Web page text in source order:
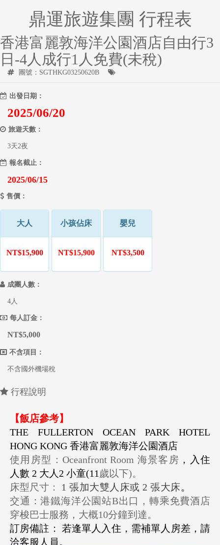
鼎運旅遊集團 行程表
香港富麗敦海洋公園酒店自由行3
日-4人成行1人免費(未稅)
團號：SGTHKG03250620B
出發日期：
2025/06/20
旅遊天數：
3天2夜
報名截止：
2025/06/15
售價：
大人
NT$15,900
小孩佔床
NT$15,900
嬰兒
NT$3,500
成團人數：
4人
每人訂金：
NT$5,000
不含項目：
不含國外機場稅
行程說明
【飯店參考】
THE FULLERTON OCEAN PARK HOTEL
HONG KONG 香港富麗敦海洋公園酒店
使用房型：Oceanfront Room 海景客房 ，入住
人數 2 大人2 小童(11 歲以下)。
床型尺寸： 1張加大雙人床或 2張大床。
交通：港鐵海洋公園站B出口，轉乘免費酒店
穿梭巴士服務，大概10分鐘到達。
訂房備註： 若逢單人入住，需補單人房差，請
洽客服人員。